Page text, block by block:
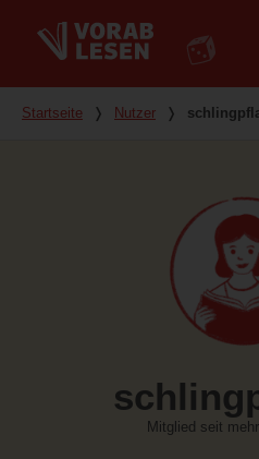
Du bist hier
Startseite ❭ Nutzer ❭
Mitglied seit